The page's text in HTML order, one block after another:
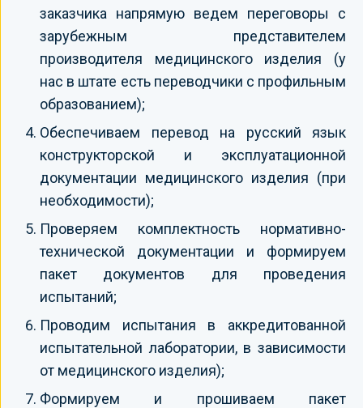
заказчика напрямую ведем переговоры с
зарубежным представителем
производителя медицинского изделия (у
нас в штате есть переводчики с профильным
образованием);
Обеспечиваем перевод на русский язык
конструкторской и эксплуатационной
документации медицинского изделия (при
необходимости);
Проверяем комплектность нормативно-
технической документации и формируем
пакет документов для проведения
испытаний;
Проводим испытания в аккредитованной
испытательной лаборатории, в зависимости
от медицинского изделия);
Формируем и прошиваем пакет